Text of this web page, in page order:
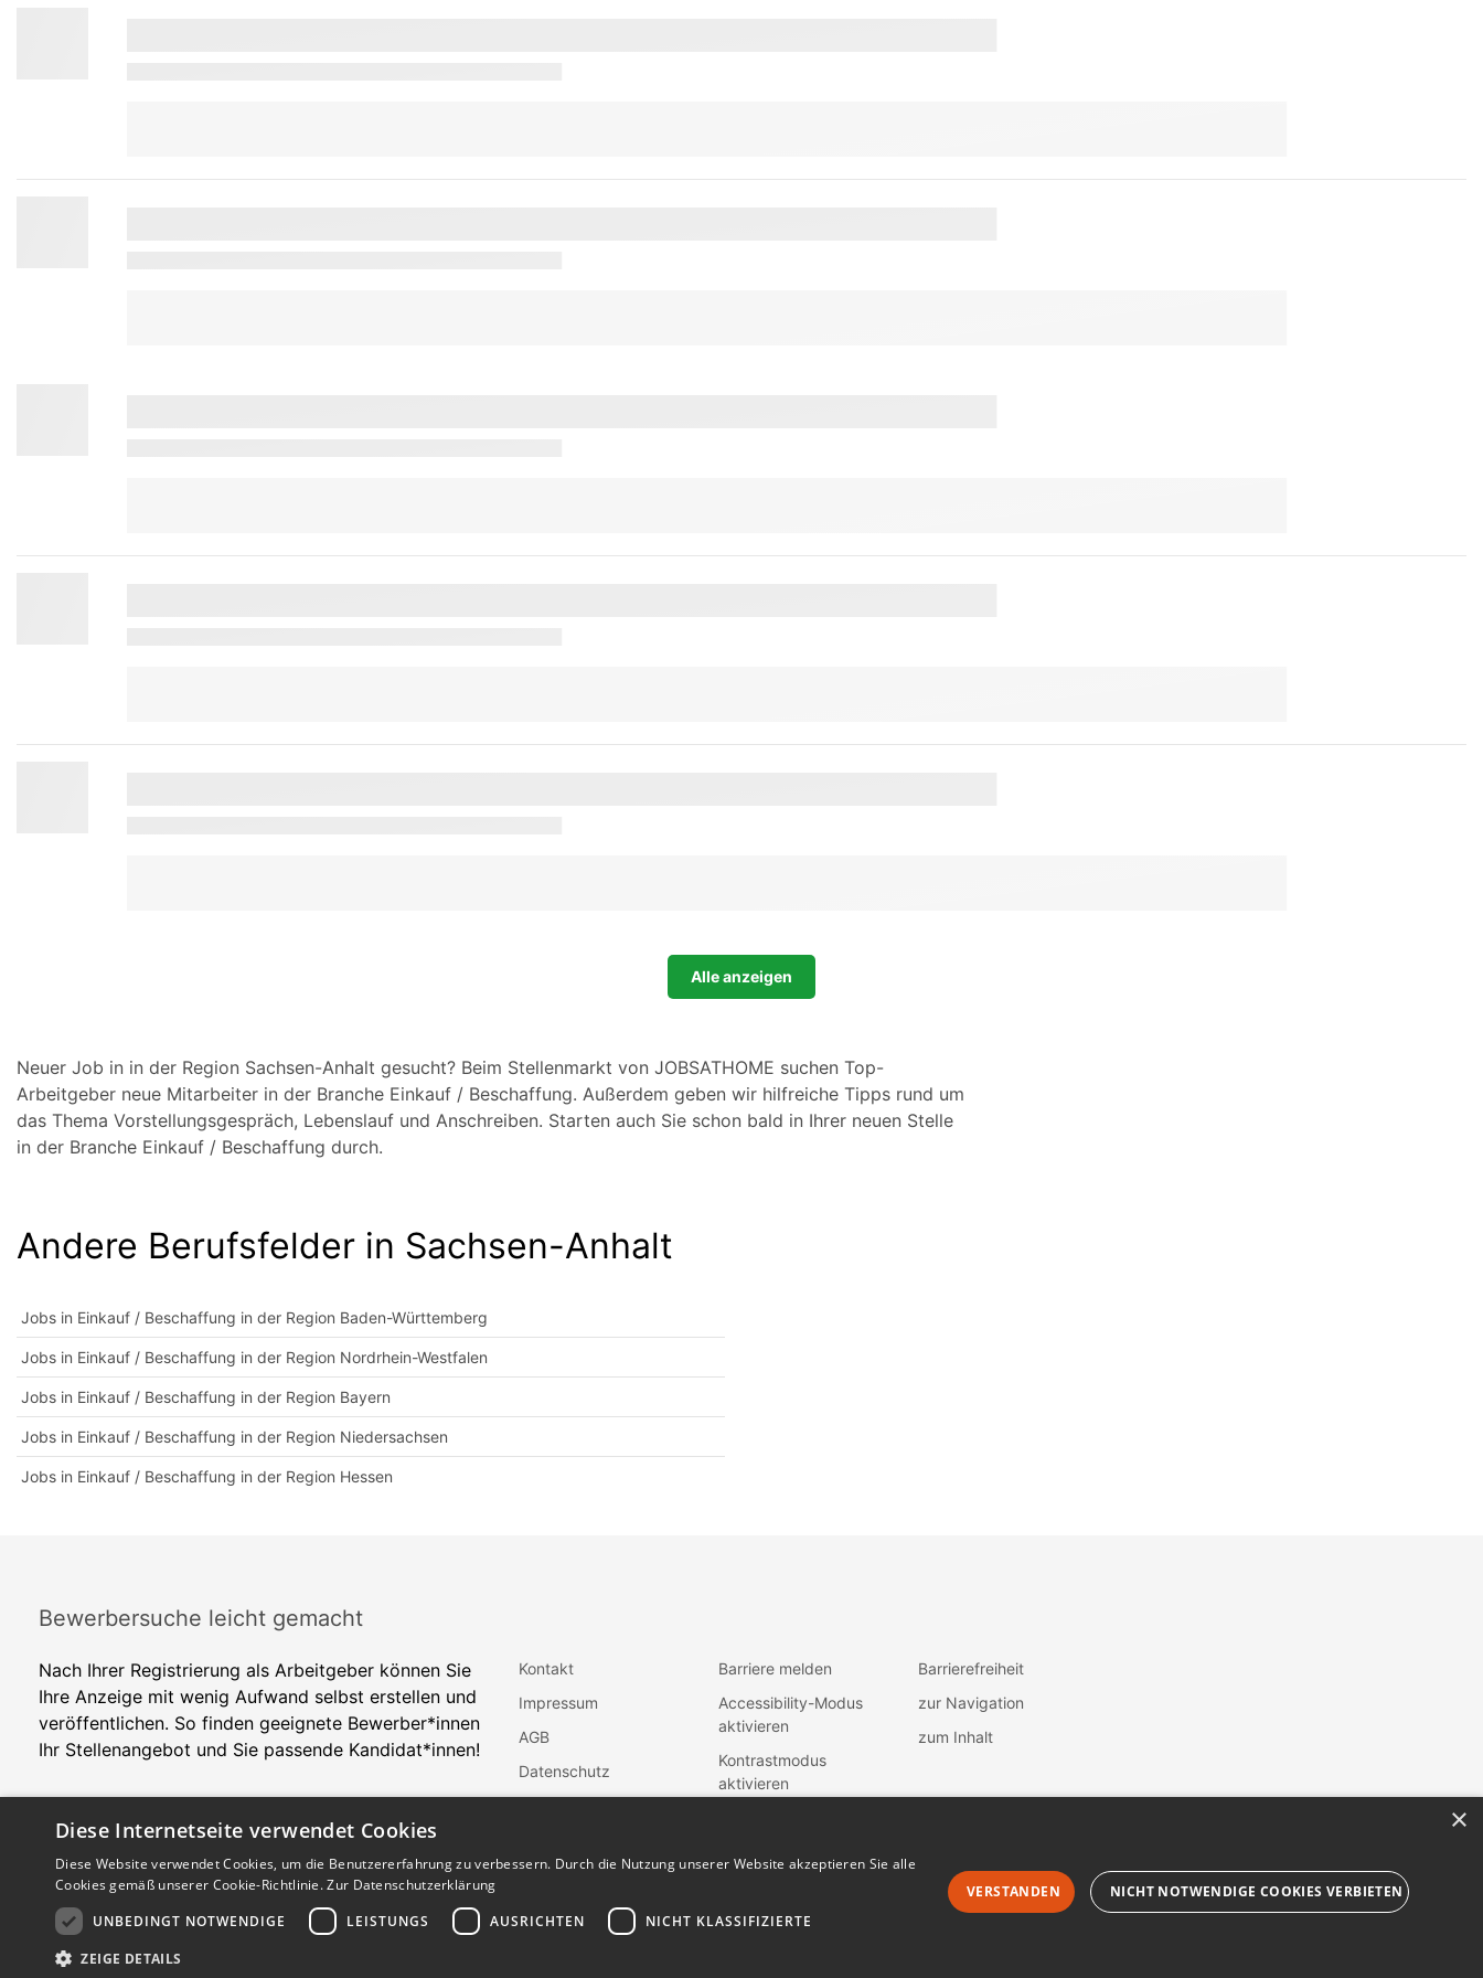
Alle anzeigen
Neuer Job in in der Region Sachsen-Anhalt gesucht? Beim Stellenmarkt von JOBSATHOME suchen Top-
Arbeitgeber neue Mitarbeiter in der Branche Einkauf / Beschaffung. Außerdem geben wir hilfreiche Tipps rund um
das Thema Vorstellungsgespräch, Lebenslauf und Anschreiben. Starten auch Sie schon bald in Ihrer neuen Stelle
in der Branche Einkauf / Beschaffung durch.
Andere Berufsfelder in Sachsen-Anhalt
Jobs in Einkauf / Beschaffung in der Region Baden-Württemberg
Jobs in Einkauf / Beschaffung in der Region Nordrhein-Westfalen
Jobs in Einkauf / Beschaffung in der Region Bayern
Jobs in Einkauf / Beschaffung in der Region Niedersachsen
Jobs in Einkauf / Beschaffung in der Region Hessen
Bewerbersuche leicht gemacht
Nach Ihrer Registrierung als Arbeitgeber können Sie
Ihre Anzeige mit wenig Aufwand selbst erstellen und
veröffentlichen. So finden geeignete Bewerber*innen
Ihr Stellenangebot und Sie passende Kandidat*innen!
Kontakt
Impressum
AGB
Datenschutz
Barriere melden
Accessibility-Modus
aktivieren
Kontrastmodus
aktivieren
Barrierefreiheit
zur Navigation
zum Inhalt
Copyright © 2026. Alle Rechte vorbehalten.
×
Diese Internetseite verwendet Cookies
Diese Website verwendet Cookies, um die Benutzererfahrung zu verbessern. Durch die Nutzung unserer Website akzeptieren Sie alle
Cookies gemäß unserer Cookie-Richtlinie.Zur Datenschutzerklärung
UNBEDINGT NOTWENDIGE
LEISTUNGS AUSRICHTEN NICHT KLASSIFIZIERTE
ZEIGE DETAILS
VERSTANDEN NICHT NOTWENDIGE COOKIES VERBIETEN